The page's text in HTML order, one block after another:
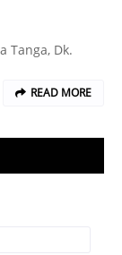
Tanga, Dk.
READ MORE